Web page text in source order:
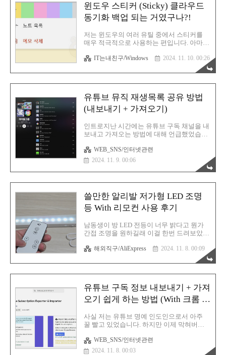
사운드바도 설치가 끝난 상태입니다. 이제
미디어와 사운드 설정만 하면 됩니다. LG
UHD 4K 울트라 86UR9300KNA 86인치 LED
TV 후기 LG UHD 4K 울트라 86UR9300KNA
86인치 LED TV 후기역시 TV는 엘지인가요?
OLED로 넘어가면 삼성이 더 좋다는 이야기
가 있는데, 해상도와 화질 이전에 더 중요한
건 바로 크기! 혹시 거거익선이라는 말..
윈도우 스티커 (Sticky) 클라우드
동기화 백업 되는 거였구나?!
저는 윈도우의 여러 유틸 중에서 스티커를
매우 적극적으로 사용하는 편입니다. 아마
우리에게 가장 익숙한 키워드는 바로 포스트
잇이죠. 딱! 디자인 UI가 포스트잇을 연상케
합니다. 그래서 자주 사용하는 것 같아요. 포
스트잇의 역할이 딱 그거잖아요? 급한 용무
보이는 위치에 메모 후 딱! 붙여놓는거죠. 윈
도우 스티커(Sticky) 또한 그렇습니다. 텍스
트를 입력 후 윈도우 바탕화면에 딱! 고정합
니다. 스티커 메모는 이렇게 띄웁니다. 윈도
우 검색창에 한글로 스티커라고 입력해 보세
요. 그러면 바로 최상단에 스티커 메모 앱이
보일겁니다. 바로 실행하세요. 저는 이렇게
지금 글쓰기 주제들을 대략적으로 적어두었
습니다. 여기까지..
IT는내친구/Windows 2024. 11. 10. 00:26
유튜브 뮤직 재생목록 공유 방법
(내보내기 + 가져오기)
인트로지난 시간에는 유튜브 구독 채널을 내
보내고 가져오는 방법에 대해 언급했었습니
어진 해프닝... 어쩔 수 없죠. (구글 네놈들도
다른 나라에 본사 세워서 탈세하는 주제에
으으~!) 아무튼! 그래서 유튜브 프리미엄 계
정을 다시 저의 원래 구글 본 계정으로 재가
입을 진행했으며 그와 더불어 유튜브 뮤직도
습니다. 참고로 자동은 없어요. 의외로 이런
부분은 불친절한 유튜브입니다. 유튜브 구독
정보 내보내기 + 가져오기 쉽게 하는 방법
(With 크롬 브라우저) 유튜브 구독 정보 내보
내기 + 가져오기 쉽게 하는 방법 (With 크롬
브라우저)사실 저는 유튜브 명예 인도인으로
서 아주 꿀 빨고 있었습니다. 하지만 이제 막
WEB_SNS/인터넷관련
2024. 11. 9. 00:06
쓸만한 알리발 저가형 LED 조명
등 With 리모컨 사용 후기
남동생이 방 LED 전등이 너무 밝다고 뭔가
간접 조명을 원하길래 이걸 한번 드려보았습
성능이 좋기로 댓글에서 소문이 나있길래 한
번 믿져야 본전이다는 생각으로 사봤단 말이
죠? 혹시라도 LED 조명등 검색을 통해 들어
오셨다면 한번 여러분들도 스윽 훑어보시면
니다. 그야말로 알리에서 도착했음을 알 수
있죠? 온통 한자입니다. 구성품입니다. 고정
용 자석이 몇 개 들어있고 마이크로 5핀 충전
케이블, 그리고 리모컨, 마지막으로 LED 조
명등입니다. 조작부 부분입니다. 전원 스위
치와 마이크로5핀 단자, 전원 스위치가 있습
니다. 바로 테스트를 시도해 봅니다. 본체 전
원 스위치를 누르지 않고 리모컨으로 간편하
해외직구/AliExpress 2024. 11. 8. 00:09
유튜브 구독 정보 내보내기 + 가져
오기 쉽게 하는 방법 (With 크롬 브
사실 저는 유튜브 명예 인도인으로서 아주
꿀 빨고 있었습니다. 하지만 이제 막혀버렸
로만 유튜브 프리미엄 결제가 가능해지는 패
치가 진행되고 말았습니다. 그렇기에 이제는
WEB_SNS/인터넷관련
2024. 11. 8. 00:03